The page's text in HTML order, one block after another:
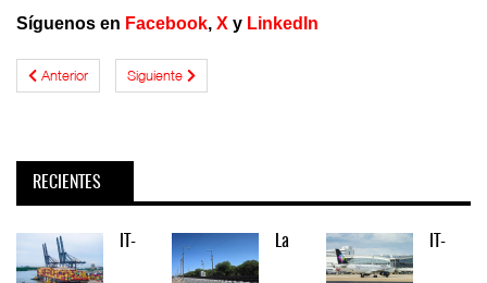
Síguenos en Facebook, X y LinkedIn
Anterior Siguiente
RECIENTES
IT- La IT-